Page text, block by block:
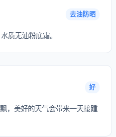
去油防晒
质无油粉底霜。
好
，美好的天气会带来一天接踵